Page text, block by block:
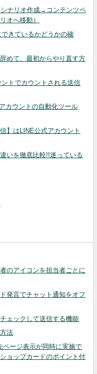
シナリオ作成→コンテンツペ
オへ移動）
できているかどうかの確
めて、最初からやり直す方
トでカウントされる送信
カウントの自動化ツール
】はLINE公式アカウント
いを徹底比較!!迷っている
のアイコンを担当者ごとに
発言でチャット通知をオフ
ェックして送信する機能
法
ページ表示が同時に実施で
ョップカードのポイント付